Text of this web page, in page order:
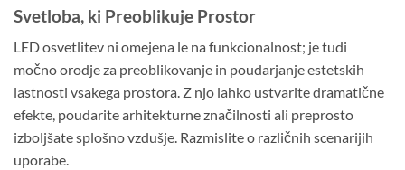
Svetloba, ki Preoblikuje Prostor
LED osvetlitev ni omejena le na funkcionalnost; je tudi
močno orodje za preoblikovanje in poudarjanje estetskih
lastnosti vsakega prostora. Z njo lahko ustvarite dramatične
efekte, poudarite arhitekturne značilnosti ali preprosto
izboljšate splošno vzdušje. Razmislite o različnih scenarijih
uporabe.